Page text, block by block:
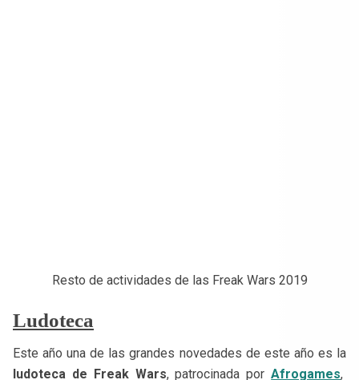
Resto de actividades de las Freak Wars 2019
Ludoteca
Este año una de las grandes novedades de este año es la
ludoteca de Freak Wars, patrocinada porAfrogames,